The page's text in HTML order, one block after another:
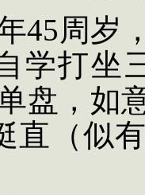
45周岁
学打坐
盘，如
直（似